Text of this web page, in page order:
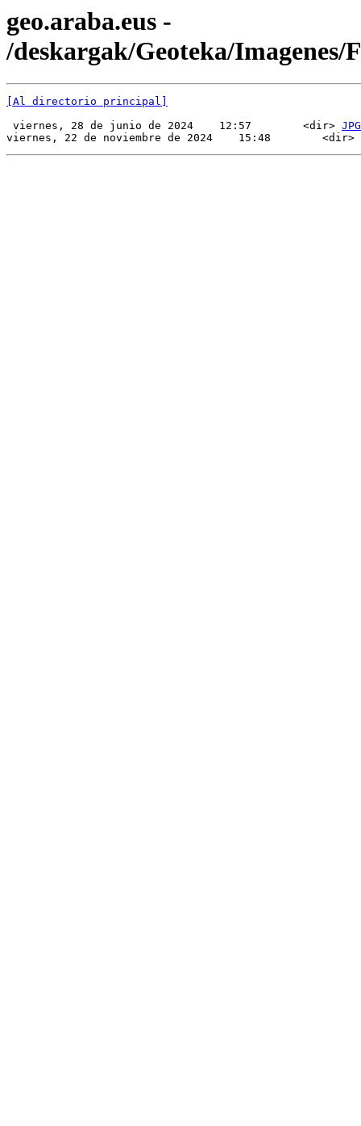
geo.araba.eus -
/deskargak/Geoteka/Imagenes/
[Al directorio principal]
viernes, 28 de junio de 2024    12:57        <dir> JPG
viernes, 22 de noviembre de 2024    15:48        <dir>